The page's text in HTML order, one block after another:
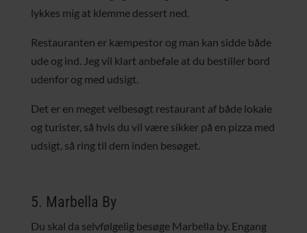
lykkes mig at klemme dessert ned.
Restauranten er kæmpestor og man kan sidde både
ude og ind. Jeg vil klart anbefale at du bestiller bord
udenfor og med udsigt.
Det er en meget velbesøgt restaurant af både lokale
og turister, så hvis du vil være sikker på en pizza med
udsigt, så ring til dem inden besøget.
5. Marbella By
Du skal da selvfølgelig besøge Marbella by. Engang